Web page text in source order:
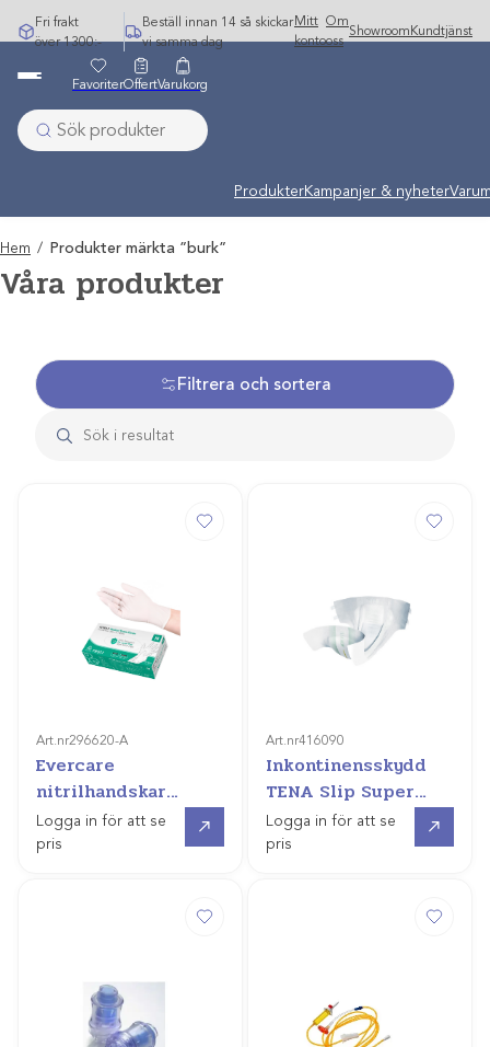
Hoppa
till
Fri frakt
över 1300:-
Beställ innan 14 så skickar
vi samma dag
Mitt
konto
Om
oss
Showroom Kundtjänst
ProdukterKampanjer & nyheter
FavoriterOffertVarukorg
Hem / Produkter märkta ”burk”
Våra produkter
Filtrera och sortera
Art.nr296620-A
Evercare
nitrilhandskar
(frost)
Logga in för att se
pris
Art.nr416090
Inkontinensskydd
TENA Slip Super
28st
Logga in för att se
pris